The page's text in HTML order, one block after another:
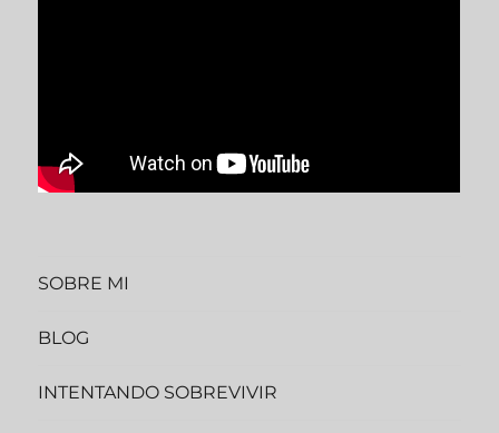
SOBRE MI
BLOG
INTENTANDO SOBREVIVIR